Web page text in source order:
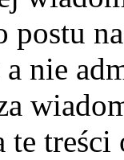
postu
nie
te